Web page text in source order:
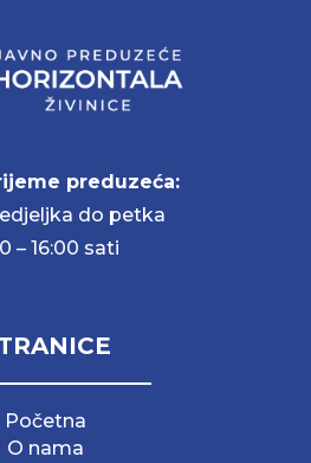
preduzeća:
do petka
– 16:00 sati
Početna
O nama